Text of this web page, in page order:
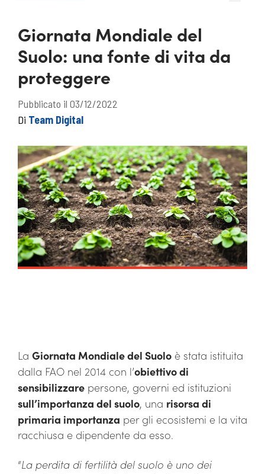
Giornata Mondiale del
Suolo: una fonte di vita da
proteggere
Pubblicato il 03/12/2022
Di Team Digital
La Giornata Mondiale del Suolo è stata istituita
dalla FAO nel 2014 con l’obiettivo di
sensibilizzare persone, governi ed istituzioni
sull’importanza del suolo, una risorsa di
primaria importanza per gli ecosistemi e la vita
racchiusa e dipendente da esso.
“La perdita di fertilità del suolo è uno dei